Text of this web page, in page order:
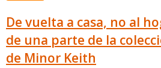
De vuelta a casa, no al
de una parte de la
de Minor Keith